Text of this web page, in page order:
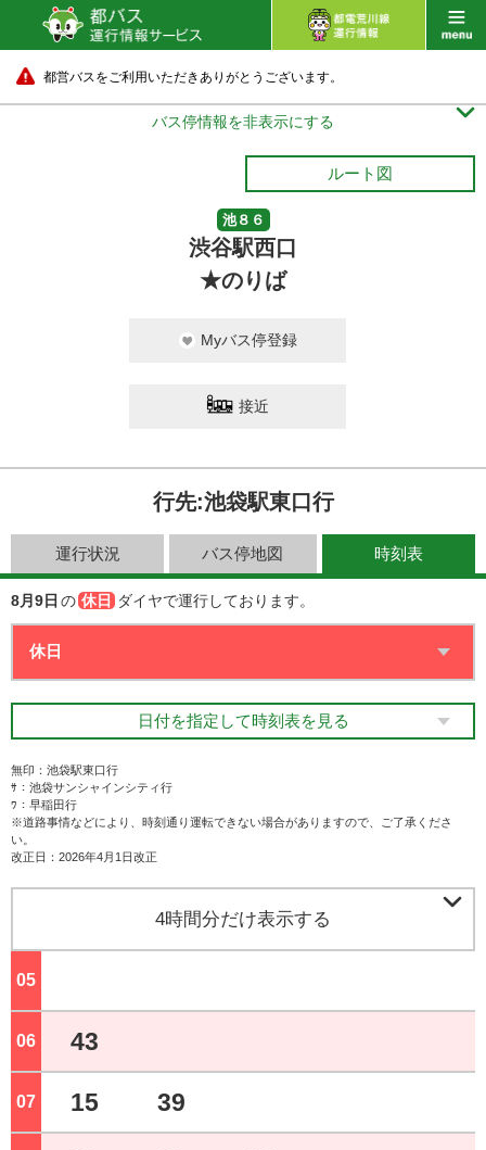
都営バスをご利用いただきありがとうございます。
バス停情報を非表示にする 
ルート図
池８６
渋谷駅西口
★のりば
Myバス停登録
接近
行先:池袋駅東口行
運行状況 バス停地図 時刻表
8月9日 の 休日 ダイヤで運行しております。
日付を指定して時刻表を見る
無印：池袋駅東口行
ｻ：池袋サンシャインシティ行
ﾜ：早稲田行
※道路事情などにより、時刻通り運転できない場合がありますので、ご了承くださ
い。
改正日：2026年4月1日改正
4時間分だけ表示する 
05
06 43
07 15 39